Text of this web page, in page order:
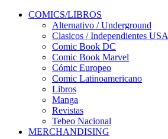
COMICS/LIBROS
Alternativo / Underground
Clasicos / Independientes USA
Comic Book DC
Comic Book Marvel
Cómic Europeo
Comic Latinoamericano
Libros
Manga
Revistas
Tebeo Nacional
MERCHANDISING